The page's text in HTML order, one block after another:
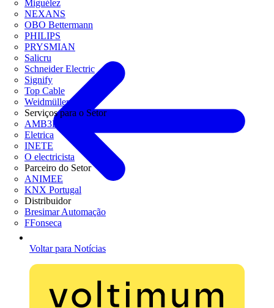
Miguélez
NEXANS
OBO Bettermann
PHILIPS
PRYSMIAN
Salicru
Schneider Electric
Signify
Top Cable
Weidmüller
Serviços para o Setor
AMB3E
Eletrica
INETE
O electricista
Parceiro do Setor
ANIMEE
KNX Portugal
Distribuidor
Bresimar Automação
FFonseca
Voltar para Notícias